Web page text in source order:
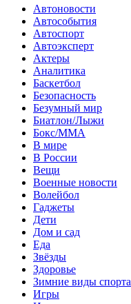
Автоновости
Автособытия
Автоспорт
Автоэксперт
Актеры
Аналитика
Баскетбол
Безопасность
Безумный мир
Биатлон/Лыжи
Бокс/MMA
В мире
В России
Вещи
Военные новости
Волейбол
Гаджеты
Дети
Дом и сад
Еда
Звёзды
Здоровье
Зимние виды спорта
Игры